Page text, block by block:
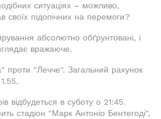
ситуаціях – можливо,
своїх підопічних на перемоги?
абсолютно обґрунтовані, і
вражаюче.
проти "Лечче". Загальний рахунок
відбудеться в суботу о 21:45.
стадіон "Марк Антоніо Бентегоді",